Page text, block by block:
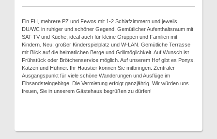
Ein FH, mehrere PZ und Fewos mit 1-2 Schlafzimmern und jeweils
DU/WC in ruhiger und schöner Gegend. Gemütlicher Aufenthaltsraum mit
SAT-TV und Küche, ideal auch für kleine Gruppen und Familien mit
Kindern. Neu: großer Kinderspielplatz und W-LAN. Gemütliche Terrasse
mit Blick auf die heimatlichen Berge und Grillmöglichkeit. Auf Wunsch ist
Frühstück oder Brötchenservice möglich. Auf unserem Hof gibt es Ponys,
Katzen und Hühner. Ihr Haustier können Sie mitbringen. Zentraler
Ausgangspunkt für viele schöne Wanderungen und Ausflüge im
Elbsandsteingebirge. Die Vermietung erfolgt ganzjährig. Wir würden uns
freuen, Sie in unserem Gästehaus begrüßen zu dürfen!